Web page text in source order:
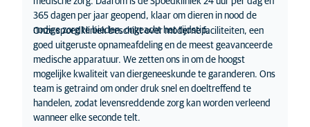
Ernstige bloedingen
Niet kunnen plassen
Zeer hoge koorts (boven de 40 graden)
Een niet vorderende bevalling
Ernstige allergische reactie
Vergiftiging
Neem contact op met ons als je één of meerdere van
deze symptomen herkent. Wij behandelen je
huisdier direct.
365 dagen per jaar geopend, klaar om dieren in nood de
nodige zorg te bieden, ongeacht het tijdstip.
Onze spoedkliniek beschikt over moderne faciliteiten, een
goed uitgeruste opnameafdeling en de meest geavanceerde
medische apparatuur. We zetten ons in om de hoogst
mogelijke kwaliteit van diergeneeskunde te garanderen. Ons
team is getraind om onder druk snel en doeltreffend te
handelen, zodat levensreddende zorg kan worden verleend
wanneer elke seconde telt.